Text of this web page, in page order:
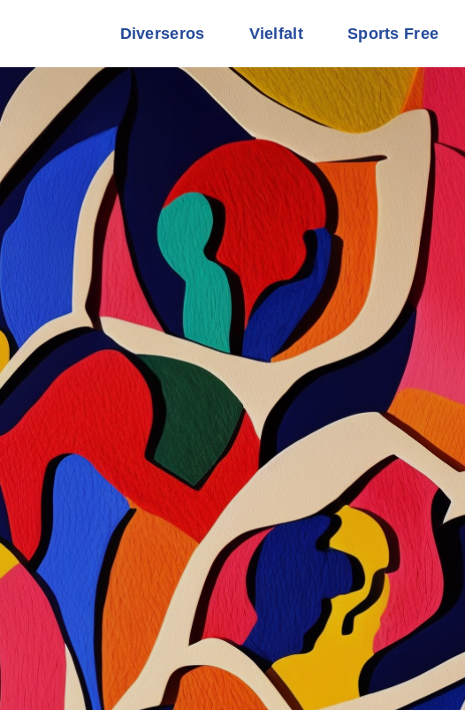
Diverseros Vielfalt Sports Free